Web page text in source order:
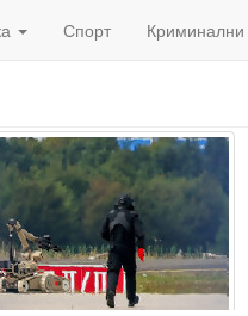
Спорт Криминални